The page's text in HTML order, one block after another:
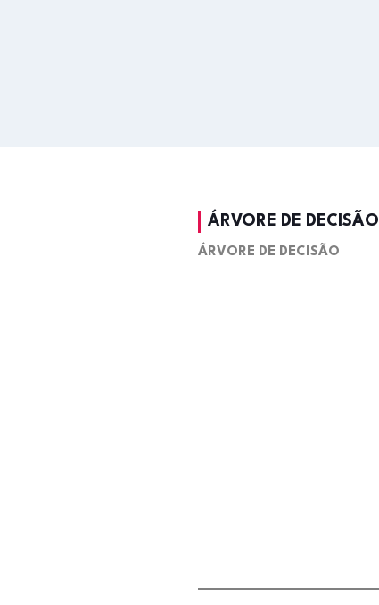
ÁRVORE DE DECISÃO
ÁRVORE DE DECISÃO